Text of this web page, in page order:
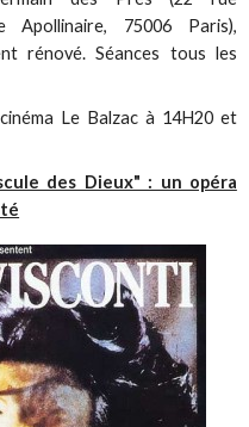
Apollinaire, 75006 Paris),
rénové. Séances tous les
Le Balzac à 14H20 et
des Dieux" : un opéra